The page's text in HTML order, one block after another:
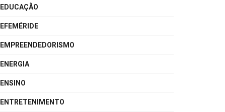
EDUCAÇÃO
EFEMÉRIDE
EMPREENDEDORISMO
ENERGIA
ENSINO
ENTRETENIMENTO